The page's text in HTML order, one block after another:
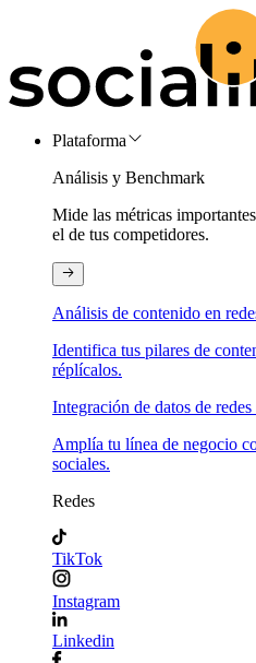
Plataforma
Análisis y Benchmark
Mide las métricas
el de tus competidores.
Análisis de contenido en
Identifica tus pilares de
réplícalos.
Integración de datos de redes
Amplía tu línea de negocio
sociales.
Redes
TikTok
Instagram
Linkedin